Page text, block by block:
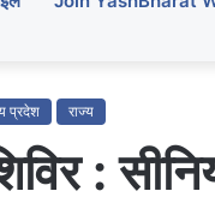
प्रदेश राज्य
: